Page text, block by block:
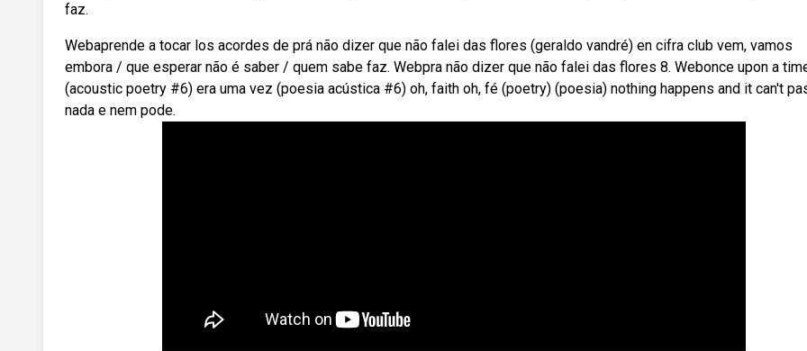
faz.
Webaprende a tocar los acordes de prá não dizer que não falei das flores (geraldo vandré) en cifra club vem, vamos
embora / que esperar não é saber / quem sabe faz. Webpra não dizer que não falei das flores 8. Webonce upon a
(acoustic poetry #6) era uma vez (poesia acústica #6) oh, faith oh, fé (poetry) (poesia) nothing happens and it can't
nada e nem pode.